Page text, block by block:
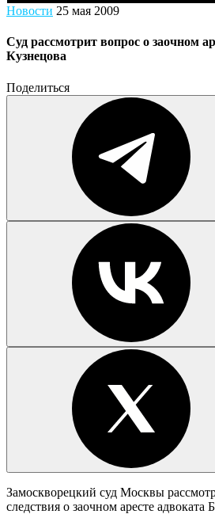
Новости 25 мая 2009
Суд рассмотрит вопрос о заочном
Кузнецова
Поделиться
Замоскворецкий суд Москвы
следствия о заочном аресте адвоката